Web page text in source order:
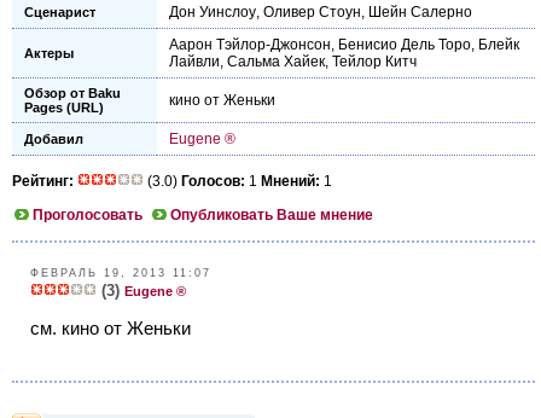
Сценарист Дон Уинслоу, Оливер Стоун, Шейн Салерно
Актеры Аарон Тэйлор-Джонсон, Бенисио Дель Торо, Блейк
Лайвли, Сальма Хайек, Тейлор Китч
Обзор от Baku
Pages (URL)
кино от Женьки
Добавил Eugene ®
Рейтинг: (3.0) Голосов: 1 Мнений: 1
Проголосовать
Опубликовать Ваше мнение
ФЕВРАЛЬ 19, 2013 11:07
(3) Eugene ®
см. кино от Женьки